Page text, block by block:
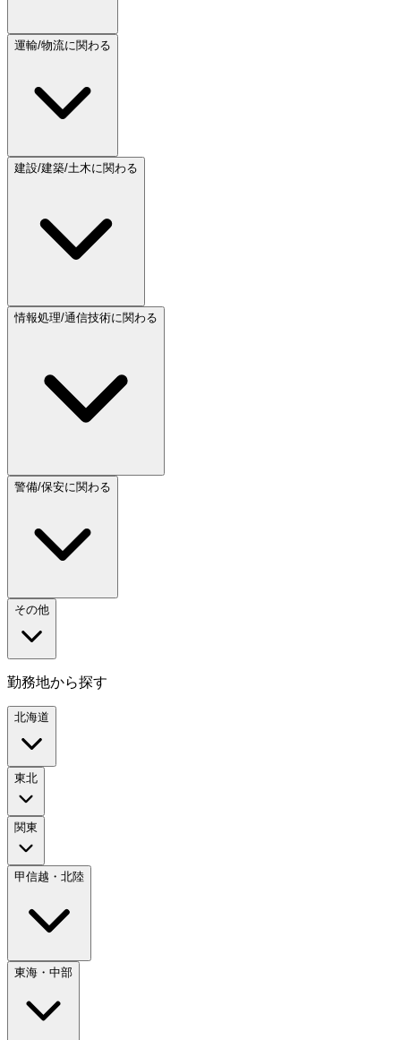
運輸/物流に関わる
建設/建築/土木に関わる
情報処理/通信技術に関わる
警備/保安に関わる
その他
勤務地から探す
北海道
東北
関東
甲信越・北陸
東海・中部